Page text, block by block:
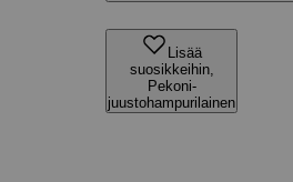
Lisää
suosikkeihin,
Pekoni-
juustohampurilainen